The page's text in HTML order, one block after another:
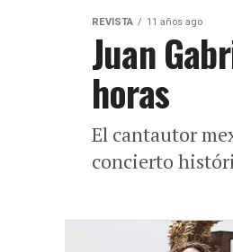
REVISTA 11 años ago
Juan
horas
El cantautor
concierto